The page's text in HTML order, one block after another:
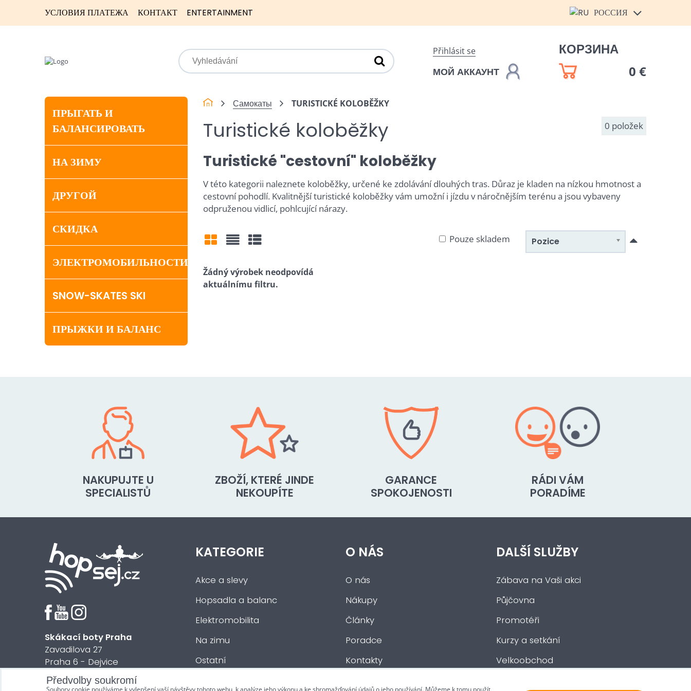
УСЛОВИЯ ПЛАТЕЖА КОНТАКТ ENTERTAINMENT РОССИЯ
Přihlásit se
МОЙ АККАУНТ
КОРЗИНА
0 €
ПРЫГАТЬ И
БАЛАНСИРОВАТЬ
НА ЗИМУ
ДРУГОЙ
СКИДКА
ЭЛЕКТРОМОБИЛЬНОСТИ
SNOW-SKATES SKI
ПРЫЖКИ И БАЛАНС
Самокаты TURISTICKÉ KOLOBĚŽKY
Turistické koloběžky 0 položek
Turistické "cestovní" koloběžky
V této kategorii naleznete koloběžky, určené ke zdolávání dlouhých tras. Důraz je kladen na nízkou hmotnost a
cestovní pohodlí. Kvalitnější turistické koloběžky vám umožní i jízdu v náročnějším terénu a jsou vybaveny
odpruženou vidlicí, pohlcující nárazy.
Pozice
Pouze skladem
NAKUPUJTE U
SPECIALISTŮ
ZBOŽÍ, KTERÉ JINDE
NEKOUPÍTE
GARANCE
SPOKOJENOSTI
RÁDI VÁM
PORADÍME
Skákací boty Praha
Zavadilova 27
Praha 6 - Dejvice
© 2018 HOPsej.cz
KATEGORIE
Akce a slevy
Hopsadla a balanc
Elektromobilita
Na zimu
Ostatní
O NÁS
O nás
Nákupy
Články
Poradce
Kontakty
DALŠÍ SLUŽBY
Zábava na Vaši akci
Půjčovna
Promotéři
Kurzy a setkání
Velkoobchod
Předvolby soukromí
Soubory cookie používáme k vylepšení vaší návštěvy tohoto webu, k analýze jeho výkonu a ke shromažďování údajů o jeho používání. Můžeme k tomu použít